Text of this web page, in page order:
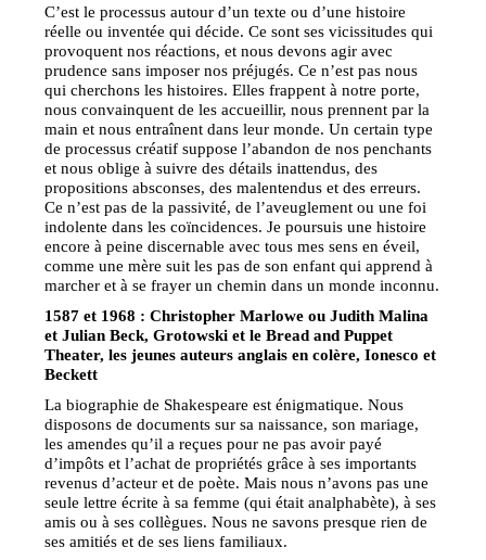
C’est le processus autour d’un texte ou d’une histoire
réelle ou inventée qui décide. Ce sont ses vicissitudes qui
provoquent nos réactions, et nous devons agir avec
prudence sans imposer nos préjugés. Ce n’est pas nous
qui cherchons les histoires. Elles frappent à notre porte,
nous convainquent de les accueillir, nous prennent par la
main et nous entraînent dans leur monde. Un certain type
de processus créatif suppose l’abandon de nos penchants
et nous oblige à suivre des détails inattendus, des
propositions absconses, des malentendus et des erreurs.
Ce n’est pas de la passivité, de l’aveuglement ou une foi
indolente dans les coïncidences. Je poursuis une histoire
encore à peine discernable avec tous mes sens en éveil,
comme une mère suit les pas de son enfant qui apprend à
marcher et à se frayer un chemin dans un monde inconnu.
1587 et 1968 : Christopher Marlowe ou Judith Malina
et Julian Beck, Grotowski et le Bread and Puppet
Theater, les jeunes auteurs anglais en colère, Ionesco et
Beckett
La biographie de Shakespeare est énigmatique. Nous
disposons de documents sur sa naissance, son mariage,
les amendes qu’il a reçues pour ne pas avoir payé
d’impôts et l’achat de propriétés grâce à ses importants
revenus d’acteur et de poète. Mais nous n’avons pas une
seule lettre écrite à sa femme (qui était analphabète), à ses
amis ou à ses collègues. Nous ne savons presque rien de
ses amitiés et de ses liens familiaux.